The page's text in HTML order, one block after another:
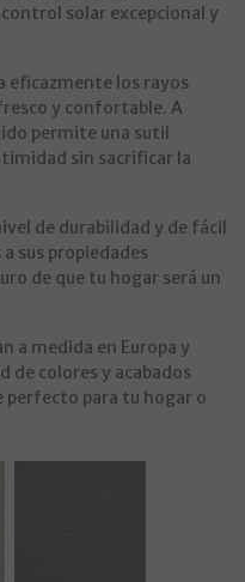
solar excepcional y
eficazmente los rayos
y confortable. A
permite una sutil
sin sacrificar la
de durabilidad y de fácil
sus propiedades
de que tu hogar será un
a medida en Europa y
de colores y acabados
perfecto para tu hogar o